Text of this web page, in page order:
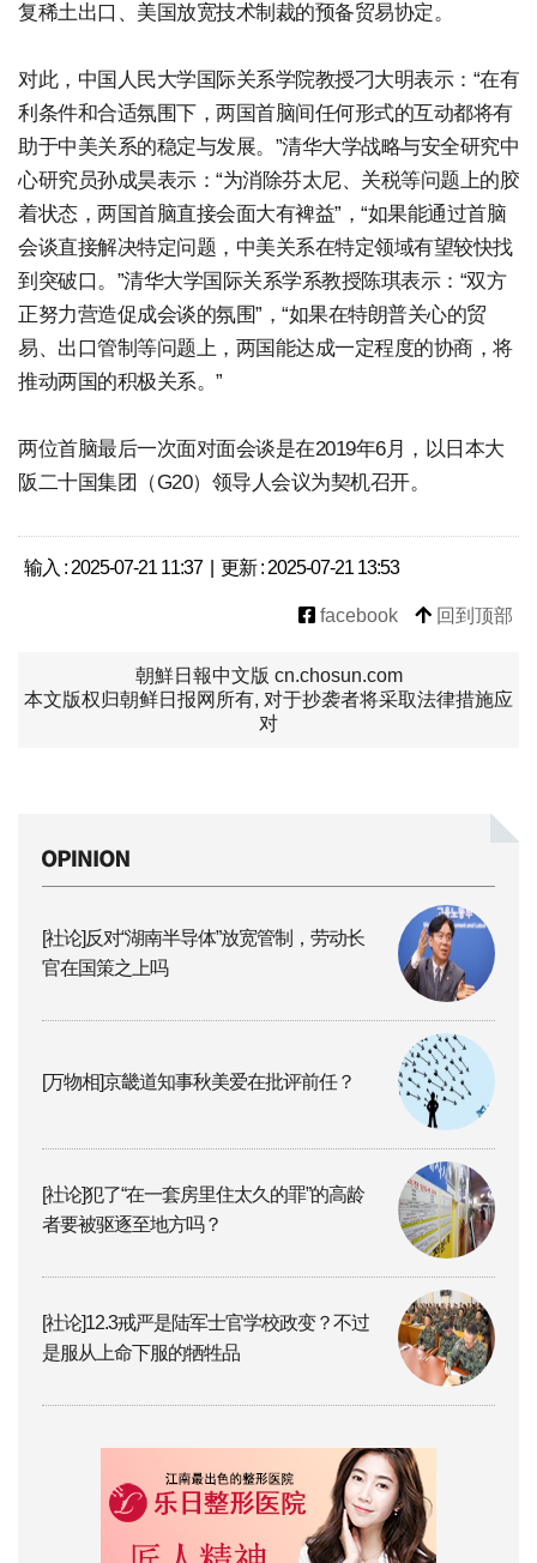
复稀土出口、美国放宽技术制裁的预备贸易协定。
对此，中国人民大学国际关系学院教授刁大明表示：“在有
利条件和合适氛围下，两国首脑间任何形式的互动都将有
助于中美关系的稳定与发展。”清华大学战略与安全研究中
心研究员孙成昊表示：“为消除芬太尼、关税等问题上的胶
着状态，两国首脑直接会面大有裨益”，“如果能通过首脑
会谈直接解决特定问题，中美关系在特定领域有望较快找
到突破口。”清华大学国际关系学系教授陈琪表示：“双方
正努力营造促成会谈的氛围”，“如果在特朗普关心的贸
易、出口管制等问题上，两国能达成一定程度的协商，将
推动两国的积极关系。”
两位首脑最后一次面对面会谈是在2019年6月，以日本大
阪二十国集团（G20）领导人会议为契机召开。
输入 : 2025-07-21 11:37 | 更新 : 2025-07-21 13:53
facebook 回到顶部
朝鮮日報中文版 cn.chosun.com
本文版权归朝鲜日报网所有, 对于抄袭者将采取法律措施应
对
[社论]反对“湖南半导体”放宽管制，劳动长
官在国策之上吗
[万物相]京畿道知事秋美爱在批评前任？
[社论]犯了“在一套房里住太久的罪”的高龄
者要被驱逐至地方吗？
[社论]12.3戒严是陆军士官学校政变？不过
是服从上命下服的牺牲品